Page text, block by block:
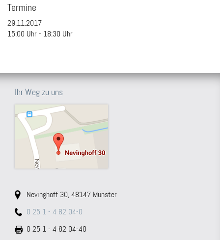
Termine
29.11.2017
15:00 Uhr - 18:30 Uhr
Ihr Weg zu uns
Nevinghoff 30, 48147 Münster
0 25 1 - 4 82 04-0
0 25 1 - 4 82 04-40